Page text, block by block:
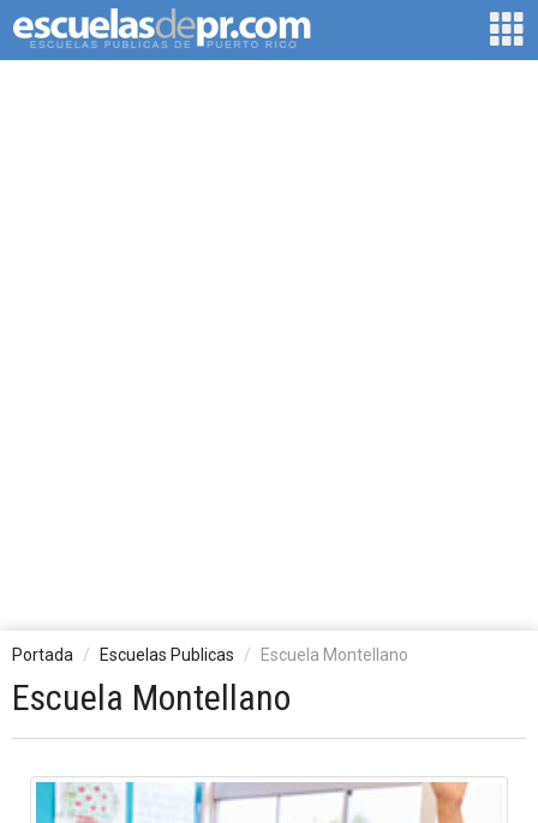
Portada Escuelas Publicas Escuela Montellano
Escuela Montellano